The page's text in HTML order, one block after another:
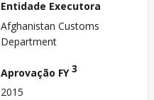
Entidade Executora
Afghanistan Customs
Department
Aprovação FY3
2015